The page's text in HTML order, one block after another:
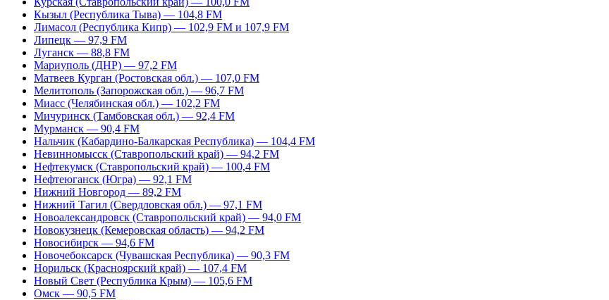
Кызыл (Республика Тыва) — 104,8 FM
Лимасол (Республика Кипр) — 102,9 FM и 107,9 FM
Липецк — 97,9 FM
Луганск — 88,8 FM
Мариуполь (ДНР) — 97,2 FM
Матвеев Курган (Ростовская обл.) — 107,0 FM
Мелитополь (Запорожская обл.) — 96,7 FM
Миасс (Челябинская обл.) — 102,2 FM
Мичуринск (Тамбовская обл.) — 92,4 FM
Мурманск — 90,4 FM
Нальчик (Кабардино-Балкарская Республика) — 104,4 FM
Невинномысск (Ставропольский край) — 94,2 FM
Нефтекумск (Ставропольский край) — 100,4 FM
Нефтеюганск (Югра) — 92,1 FM
Нижний Новгород — 89,2 FM
Нижний Тагил (Свердловская обл.) — 97,1 FM
Новоалександровск (Ставропольский край) — 94,0 FM
Новокузнецк (Кемеровская область) — 94,2 FM
Новосибирск — 94,6 FM
Новочебоксарск (Чувашская Республика) — 90,3 FM
Норильск (Красноярский край) — 107,4 FM
Новый Свет (Республика Крым) — 105,6 FM
Омск — 90,5 FM